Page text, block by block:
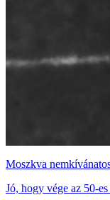
Moszkva
Jó, hogy vége az 50-